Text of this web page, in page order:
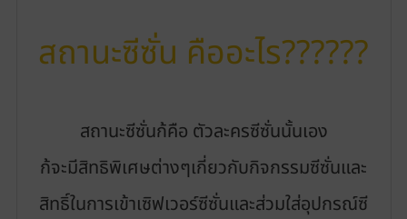
สถานะซีซั่น คืออะไร??????
สถานะซีซั่นก้คือ ตัวละครซีซั่นนั้นเอง
ก้จะมีสิทธิพิเศษต่างๆเกี่ยวกับกิจกรรมซีซั่นและ
สิทธิ์ในการเข้าเซิฟเวอร์ซีซั่นและส่วมใส่อุปกรณ์ซี